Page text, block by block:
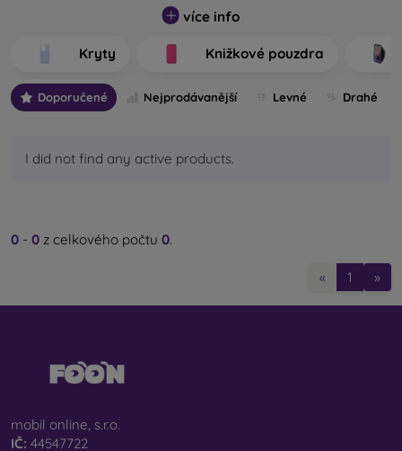
Kryt na mobil můžeme také nazvat zadní kryt. Je určen na
ochranu zadní části telefonu. Jednotlivé kryty na mobil se
liší hlavně tloušťkou a použitým materiálem na jejich
výrobu.
Jaké typy zadních krytů na mobil rozlišujeme?
se o ultratenké gumové nebo silikonové kryty, které
mají výbornou pružnost a jsou spolehlivé. Nejčastěji se
chtějí ukázat světu. Přesto však chtějí, aby byl jejich
telefon chráněný. Výhodou je, že nevymačká nalepené
ochranné sklo na mobil. Můžete proto sáhnout i po
celotvářovém 3D tvrzeném skle, které spolu s krytem
Stylové zadní kryty
nim jedinečným způsobem vyjádřit svou osobnost či
více info
Kryty Knižkové pouzdra
Doporučené Nejprodávanější Levné Drahé
I did not find any active products.
0 - 0 z celkového počtu 0.
« 1 »
mobil online, s.r.o.
IČ: 44547722